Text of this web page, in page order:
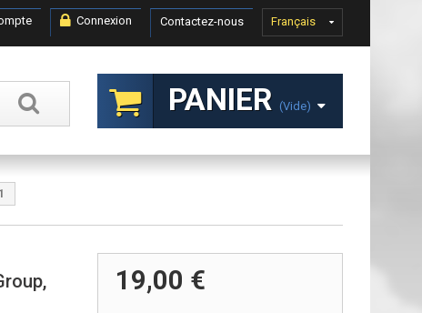
Français
Contactez-nous
Connexion
PANIER (vide)
19,00 €